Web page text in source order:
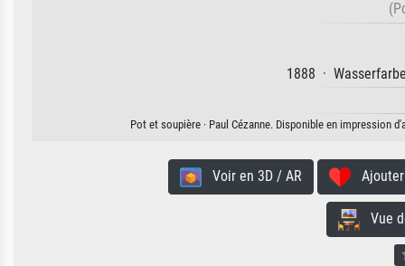
1888 ·
Pot et soupière · Paul Cézanne. Disponible en impression
Voir en 3D / AR
Vue